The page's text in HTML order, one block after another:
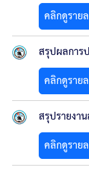
รายงานร
รายงานก
สรุปผลกา
ระบบสืบค้
คลิกดูราย
สรุปผลการ
คลิกดูราย
สรุปรายงา
คลิกดูราย